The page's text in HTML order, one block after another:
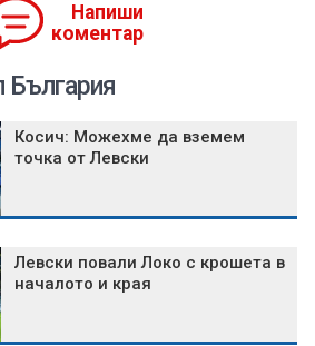
Напиши
коментар
Косич: Можехме да вземем
точка от Левски
Левски повали Локо с крошета в
началото и края